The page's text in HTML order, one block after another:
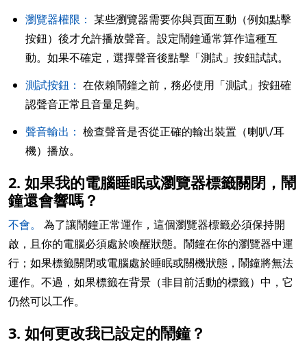
瀏覽器權限： 某些瀏覽器需要你與頁面互動（例如點擊
按鈕）後才允許播放聲音。設定鬧鐘通常算作這種互
動。如果不確定，選擇聲音後點擊「測試」按鈕試試。
測試按鈕： 在依賴鬧鐘之前，務必使用「測試」按鈕確
認聲音正常且音量足夠。
聲音輸出： 檢查聲音是否從正確的輸出裝置（喇叭/耳
機）播放。
2. 如果我的電腦睡眠或瀏覽器標籤關閉，鬧
鐘還會響嗎？
不會。
為了讓鬧鐘正常運作，這個瀏覽器標籤必須保持開
啟，且你的電腦必須處於喚醒狀態。鬧鐘在你的瀏覽器中運
行；如果標籤關閉或電腦處於睡眠或關機狀態，鬧鐘將無法
運作。不過，如果標籤在背景（非目前活動的標籤）中，它
仍然可以工作。
3. 如何更改我已設定的鬧鐘？